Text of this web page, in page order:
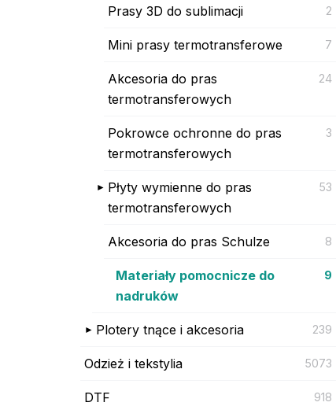
Prasy 3D do sublimacji 2
Mini prasy termotransferowe 7
Akcesoria do pras
termotransferowych
24
Pokrowce ochronne do pras
termotransferowych
3
Płyty wymienne do pras
termotransferowych
53
Akcesoria do pras Schulze 8
Materiały pomocnicze do
nadruków
9
Plotery tnące i akcesoria 239
Odzież i tekstylia 5073
DTF 918